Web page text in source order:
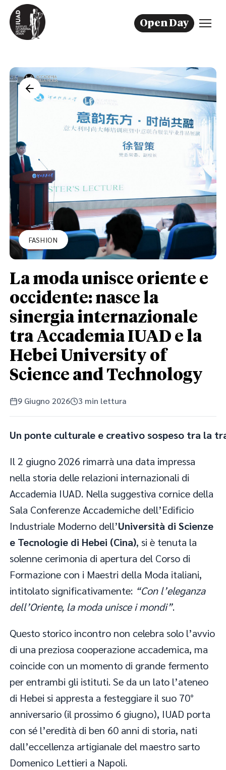
Open Day
Fashion Design
Communication Design
Interior Design
Cinema & Adv
FASHION
La moda unisce oriente e
occidente: nasce la
sinergia internazionale
tra Accademia IUAD e la
Hebei University of
Science and Technology
9 Giugno 2026 3 min lettura
Un ponte culturale e creativo sospeso tra la
Il 2 giugno 2026 rimarrà una data impressa
nella storia delle relazioni internazionali di
Accademia IUAD. Nella suggestiva cornice della
Sala Conferenze Accademiche dell’Edificio
Industriale Moderno dell’Università di Scienze
e Tecnologie di Hebei (Cina), si è tenuta la
solenne cerimonia di apertura del Corso di
Formazione con i Maestri della Moda italiani,
intitolato significativamente: “Con l’eleganza
dell’Oriente, la moda unisce i mondi”.
Questo storico incontro non celebra solo l’avvio
di una preziosa cooperazione accademica, ma
coincide con un momento di grande fermento
per entrambi gli istituti. Se da un lato l’ateneo
di Hebei si appresta a festeggiare il suo 70°
anniversario (il prossimo 6 giugno), IUAD porta
con sé l’eredità di ben 60 anni di storia, nati
dall’eccellenza artigianale del maestro sarto
Domenico Lettieri a Napoli.